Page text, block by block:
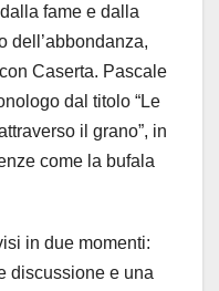
fame e dalla
dell’abbondanza,
Caserta. Pascale
dal titolo “Le
il grano”, in
come la bufala
in due momenti:
discussione e una